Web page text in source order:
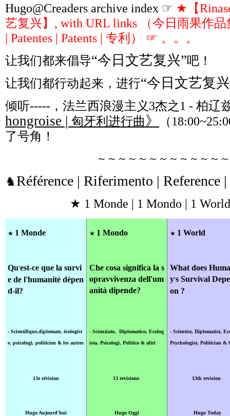
Hugo@Creaders archive index ☞ ★【
艺复兴】, with URL links （今日雨果作品
| Patentes | Patents | 专利） ☞ 。。。
让我们都来倡导“今日文艺复兴”吧！
让我们都行动起来，进行“今日文艺复
倾听-----，法兰西浪漫主义3杰之1 - 柏辽
hongroise | 匈牙利进行曲》
（
了号角！
～～～～～～～～～～～～
♞Référence | Riferimento | Reference |
★ 1 Monde | 1 Mondo | 1 World |
★ 1 Monde ★ 1 Mondo ★ 1 World
Qu'est-ce que la survi
e de l'humanité dépen
d-il?
Che cosa significa la s
opravvivenza dell'um
anità dipende?
What does
y's Survival
on ?
- Scientifique,diplomate, écologist
e, psicologi, politicien & les autres
- Scienziato, Diplomatico, Ecolog
ista, Psicologi, Politico & altri
- Scientist, Diplomatist,
Psychologist, Politician &
13e révision 13 revisione 13th revision
Hugo Aujourd'hui Hugo Oggi Hugo Today